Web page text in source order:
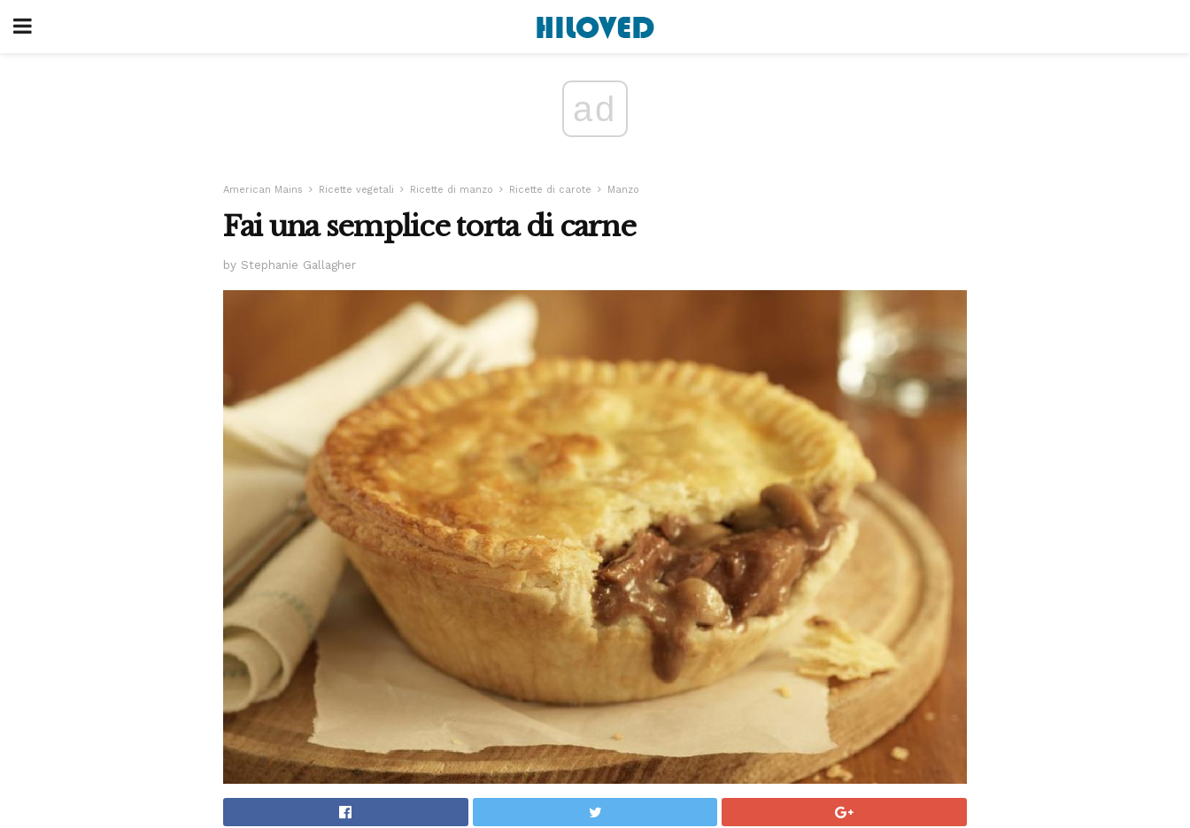
ad
American Mains Ricette vegetali Ricette di manzo Ricette di carote Manzo
Fai una semplice torta di carne
by Stephanie Gallagher